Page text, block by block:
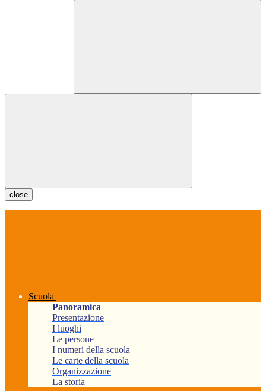
close
Scuola
Panoramica
Presentazione
I luoghi
Le persone
I numeri della scuola
Le carte della scuola
Organizzazione
La storia